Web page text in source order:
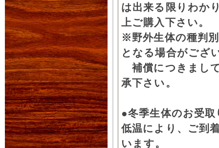
は出来る限りわか
上ご購入下さい。
※野外生体の種判
となる場合がござ
補償につきまし
承下さい。
●冬季生体のお受
低温により、ご到
います。